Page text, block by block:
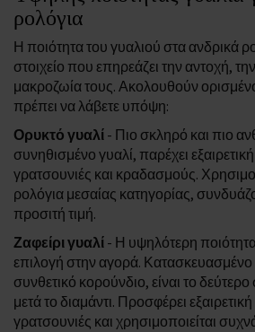
ρολόγια
Η ποιότητα του γυαλιού στα ανδρικά
στοιχείο που επηρεάζει την αντοχή,
μακροζωία τους. Ακολουθούν
πρέπει να λάβετε υπόψη:
Ορυκτό γυαλί - Πιο σκληρό και πιο
συνηθισμένο γυαλί, παρέχει
γρατσουνιές και κραδασμούς.
ρολόγια μεσαίας κατηγορίας,
προσιτή τιμή.
Ζαφείρι γυαλί - Η υψηλότερη
επιλογή στην αγορά. Κατασκευασμένο
συνθετικό κορούνδιο, είναι το
μετά το διαμάντι. Προσφέρει
γρατσουνιές και χρησιμοποιείται